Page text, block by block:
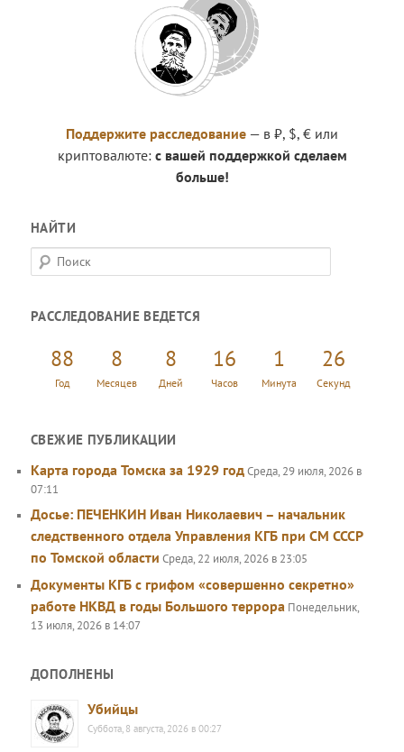
Поддержите расследование — в ₽, $, € или
криптовалюте: с вашей поддержкой сделаем
больше!
НАЙТИ
П
о
с
РАССЛЕДОВАНИЕ ВЕДЕТСЯ
88
Год
8
Месяцев
8
Дней
16
Часов
1
Минута
27
Секунд
СВЕЖИЕ ПУБЛИКАЦИИ
Карта города Томска за 1929 годСреда, 29 июля, 2026 в
07:11
Досье: ПЕЧЕНКИН Иван Николаевич – начальник
следственного отдела Управления КГБ при СМ СССР
по Томской области Среда, 22 июля, 2026 в 23:05
Документы КГБ с грифом «совершенно секретно»
работе НКВД в годы Большого террора Понедельник,
13 июля, 2026 в 14:07
ДОПОЛНЕНЫ
Убийцы
Суббота, 8 августа, 2026 в 00:27